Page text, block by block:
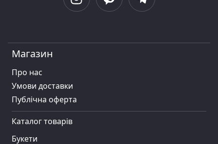
Магазин
Про нас
Умови доставки
Публiчна оферта
Каталог товарів
Букети